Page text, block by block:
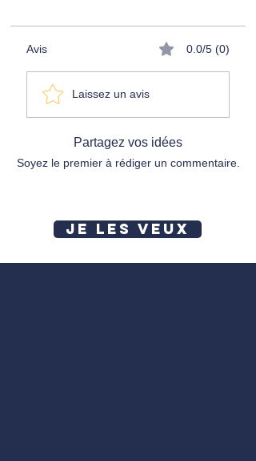
Avis 0.0/5 (0)
Laissez un avis
Partagez vos idées
Soyez le premier à rédiger un commentaire.
JE LES VEUX